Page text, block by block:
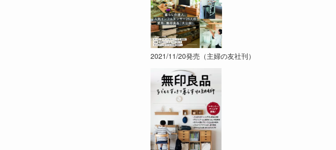
2021/11/20発売（主婦の友社刊）